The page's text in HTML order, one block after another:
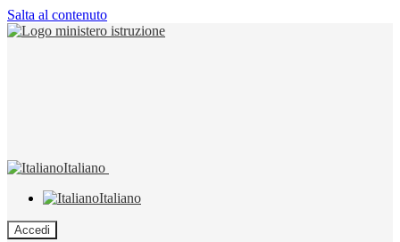
Salta al contenuto
Italiano
Italiano
Accedi